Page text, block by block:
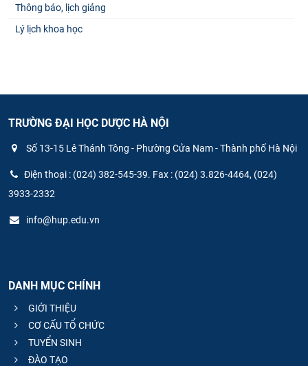
Thông báo, lịch giảng
Lý lịch khoa học
TRƯỜNG ĐẠI HỌC DƯỢC HÀ NỘI
Số 13-15 Lê Thánh Tông - Phường Cửa Nam - Thành phố Hà Nội
Điện thoại : (024) 382-545-39. Fax : (024) 3.826-4464, (024)
3933-2332
info@hup.edu.vn
DANH MỤC CHÍNH
GIỚI THIỆU
CƠ CẤU TỔ CHỨC
TUYỂN SINH
ĐÀO TẠO